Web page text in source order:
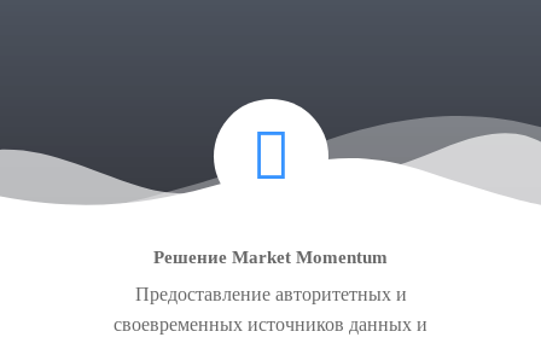
Решение Market Momentum
Предоставление авторитетных и
своевременных источников данных и